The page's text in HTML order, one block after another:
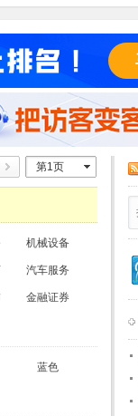
第1页
机械设备
汽车服务
金融证券
蓝色